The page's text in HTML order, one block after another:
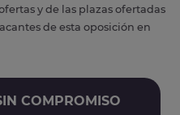
y de las plazas ofertadas
de esta oposición en
COMPROMISO